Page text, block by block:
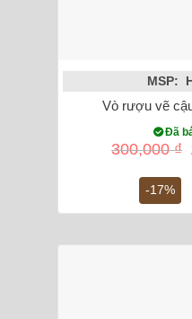
-17%
MSP:
Vò rượu vẽ
Đã
300,000₫